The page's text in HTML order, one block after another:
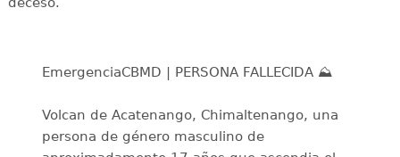
EmergenciaCBMD | PERSONA FALLECIDA ⛰️
Volcan de Acatenango, Chimaltenango, una
persona de género masculino de